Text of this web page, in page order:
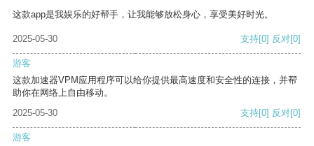
这款app是我娱乐的好帮手，让我能够放松身心，享受美好时光。
2025-05-30 支持[0] 反对[0]
游客
这款加速器VPM应用程序可以给你提供最高速度和安全性的连接，并帮
助你在网络上自由移动。
2025-05-30
支持[0] 反对[0]
游客